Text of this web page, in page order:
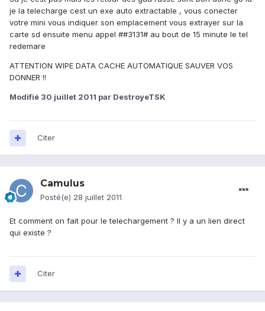
je la telecharge cest un exe auto extractable , vous conecter
votre mini vous indiquer son emplacement vous extrayer sur la
carte sd ensuite menu appel ##3131# au bout de 15 minute le tel
redemare
ATTENTION WIPE DATA CACHE AUTOMATIQUE SAUVER VOS
DONNER !!
Modifié 30 juillet 2011 par DestroyeTSK
Citer
Camulus
Posté(e) 28 juillet 2011
Et comment on fait pour le telechargement ? Il y a un lien direct
qui existe ?
Citer